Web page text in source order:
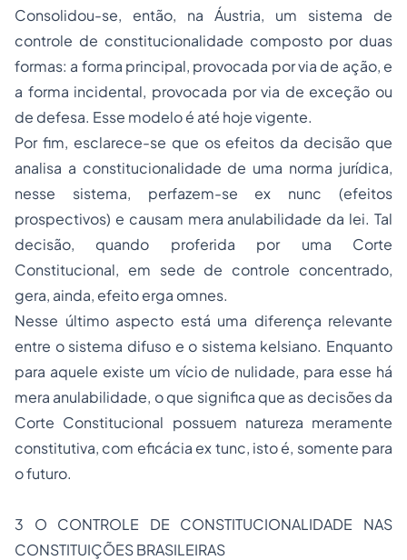
Consolidou-se, então, na Áustria, um sistema de
controle de constitucionalidade composto por duas
formas: a forma principal, provocada por via de ação, e
a forma incidental, provocada por via de exceção ou
de defesa. Esse modelo é até hoje vigente.
Por fim, esclarece-se que os efeitos da decisão que
analisa a constitucionalidade de uma norma jurídica,
nesse sistema, perfazem-se ex nunc (efeitos
prospectivos) e causam mera anulabilidade da lei. Tal
decisão, quando proferida por uma Corte
Constitucional, em sede de controle concentrado,
gera, ainda, efeitoerga omnes.
Nesse último aspecto está uma diferença relevante
entre o sistema difuso e o sistema kelsiano. Enquanto
para aquele existe um vício de nulidade, para esse há
mera anulabilidade, o que significa que as decisões da
Corte Constitucional possuem natureza meramente
constitutiva, com eficácia ex tunc, isto é, somente para
o futuro.
3 O CONTROLE DE CONSTITUCIONALIDADE NAS
CONSTITUIÇÕES BRASILEIRAS